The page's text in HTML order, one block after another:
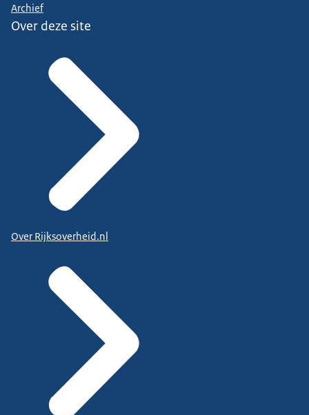
Archief
Over deze site
Over Rijksoverheid.nl